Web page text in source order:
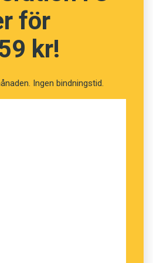
för
kr!
Ingen bindningstid.